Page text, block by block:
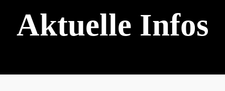
Aktuelle Infos